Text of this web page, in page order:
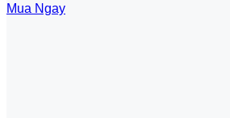
Mua Ngay